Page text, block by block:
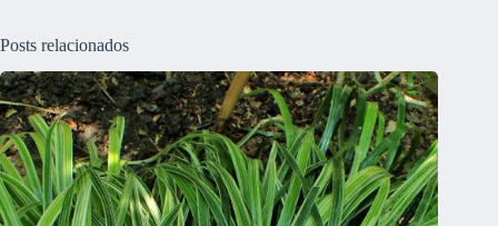
Posts relacionados